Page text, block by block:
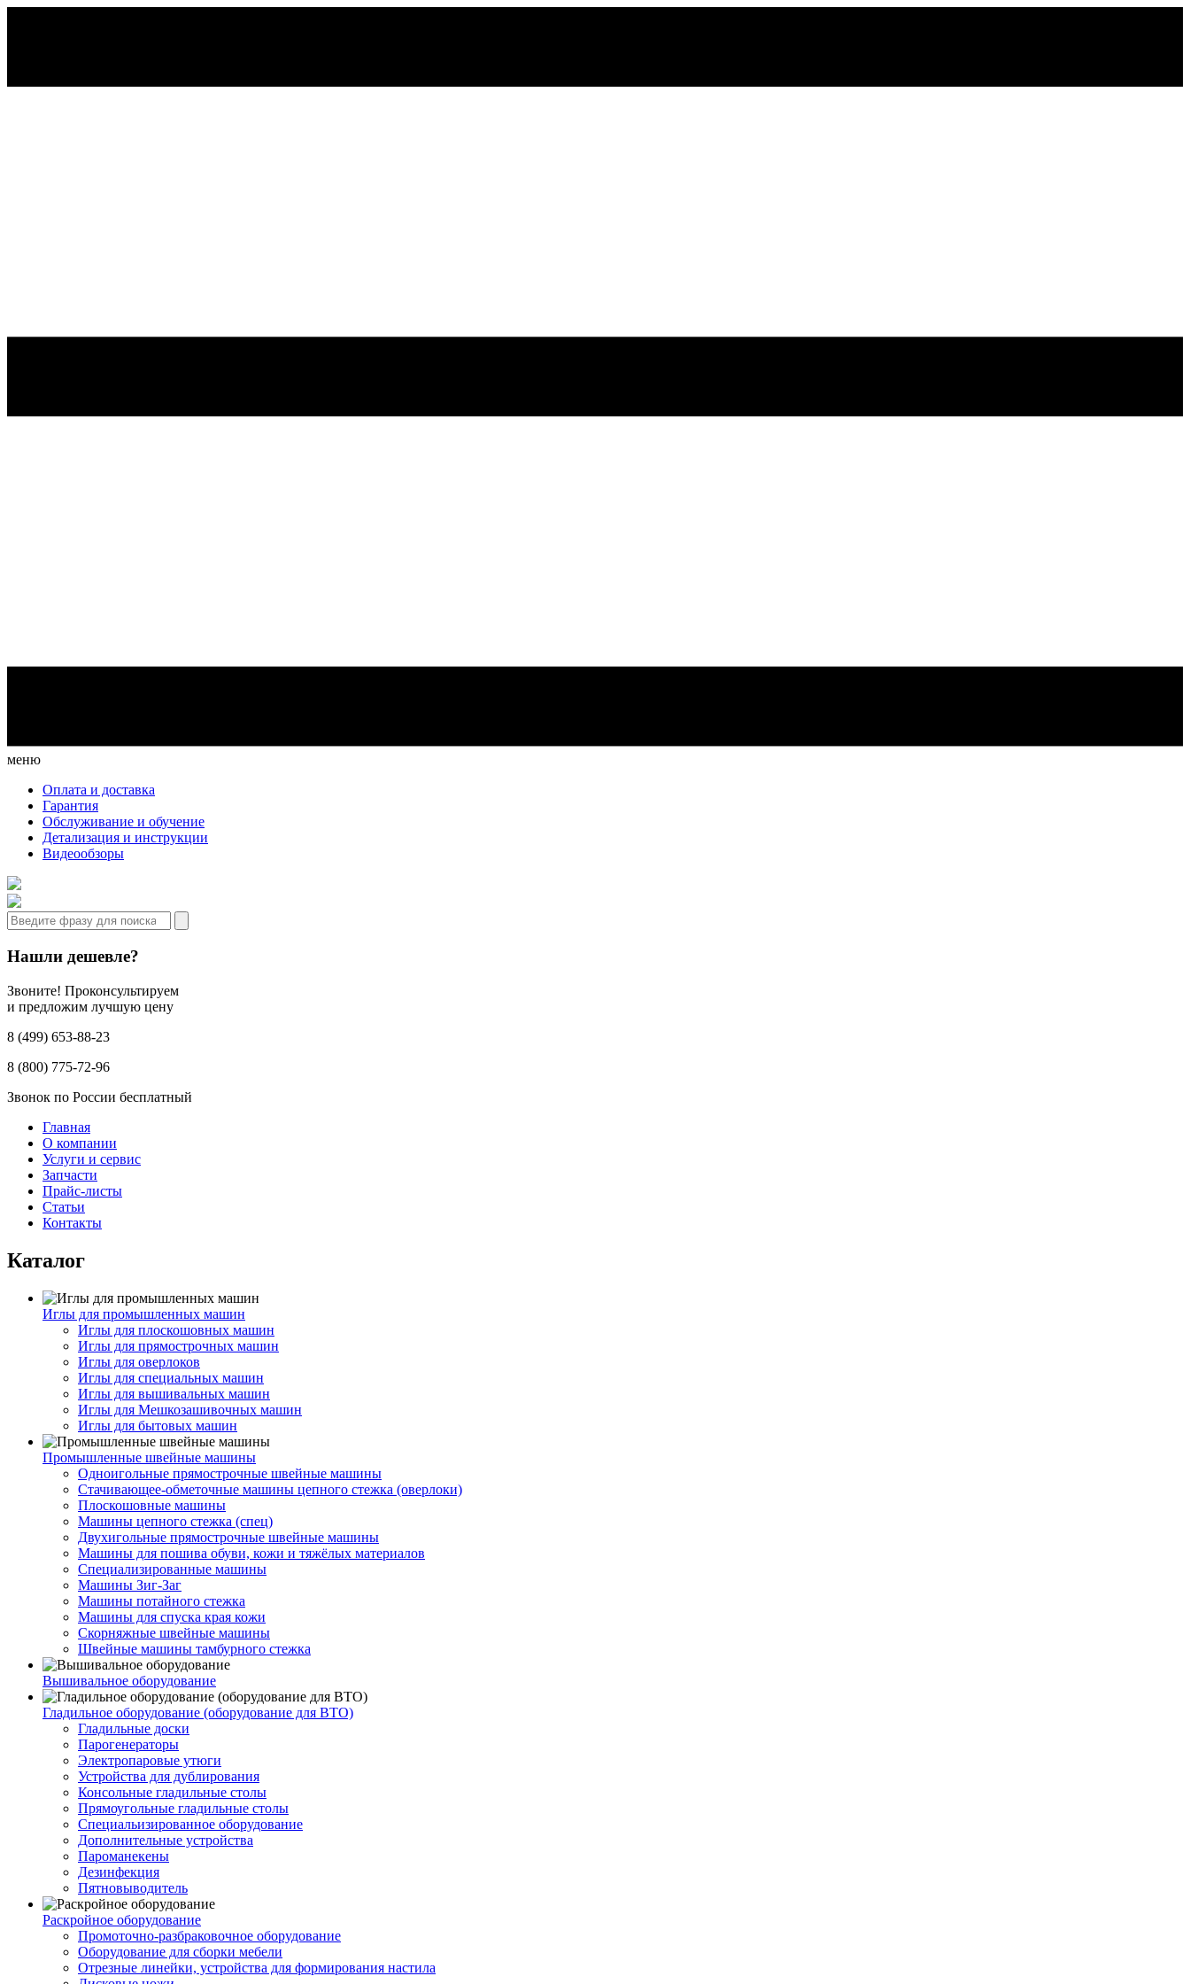
меню
Оплата и доставка
Гарантия
Обслуживание и обучение
Детализация и инструкции
Видеообзоры
Нашли дешевле?
Звоните! Проконсультируем
и предложим лучшую цену
8 (499) 653-88-23
8 (800) 775-72-96
Звонок по России бесплатный
Главная
О компании
Услуги и сервис
Запчасти
Прайс-листы
Статьи
Контакты
Каталог
Иглы для промышленных машин
Иглы для плоскошовных машин
Иглы для прямострочных машин
Иглы для оверлоков
Иглы для специальных машин
Иглы для вышивальных машин
Иглы для Мешкозашивочных машин
Иглы для бытовых машин
Промышленные швейные машины
Одноигольные прямострочные швейные машины
Стачивающее-обметочные машины цепного стежка (оверлоки)
Плоскошовные машины
Машины цепного стежка (спец)
Двухигольные прямострочные швейные машины
Машины для пошива обуви, кожи и тяжёлых материалов
Специализированные машины
Машины Зиг-Заг
Машины потайного стежка
Машины для спуска края кожи
Скорняжные швейные машины
Швейные машины тамбурного стежка
Вышивальное оборудование
Гладильное оборудование (оборудование для ВТО)
Гладильные доски
Парогенераторы
Электропаровые утюги
Устройства для дублирования
Консольные гладильные столы
Прямоугольные гладильные столы
Специальизированное оборудование
Дополнительные устройства
Пароманекены
Дезинфекция
Пятновыводитель
Раскройное оборудование
Промоточно-разбраковочное оборудование
Оборудование для сборки мебели
Отрезные линейки, устройства для формирования настила